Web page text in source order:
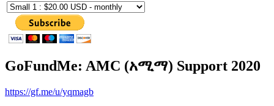
GoFundMe: AMC (አሚማ) Support 2020
https://gf.me/u/yqmagb